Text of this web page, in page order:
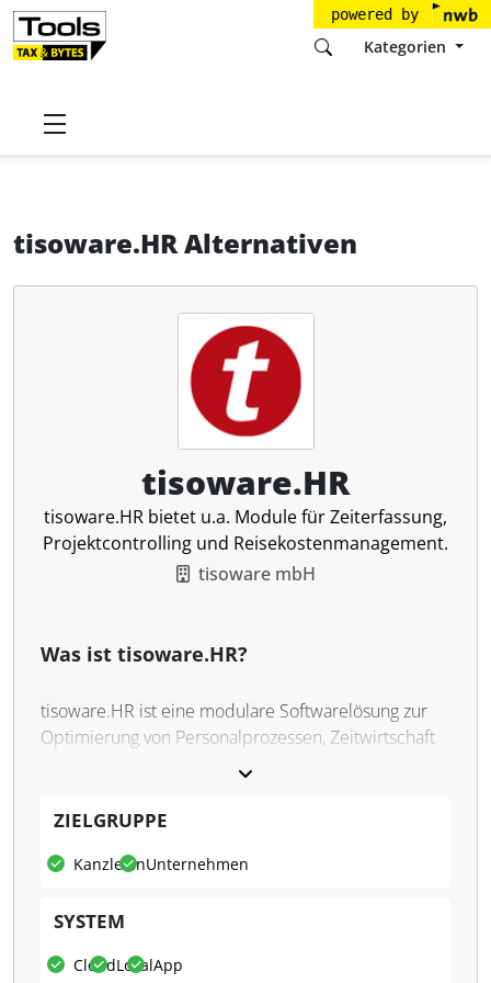
powered by
Kategorien
Startseite
tisoware.HR Alternativen
tisoware.HR
tisoware.HR bietet u.a. Module für Zeiterfassung,
Projektcontrolling und Reisekostenmanagement.
tisoware mbH
Was ist tisoware.HR?
tisoware.HR ist eine modulare Softwarelösung zur
Optimierung von Personalprozessen, Zeitwirtschaft
Verwaltung von Arbeitszeiten, Projekten und
Zu den Funktionen gehören eine digitale
für Reisekostenmanagement, Projektcontrolling und
Die Software ist flexibel erweiterbar und bietet
ZIELGRUPPE
KanzleienUnternehmen
SYSTEM
CloudLokalApp